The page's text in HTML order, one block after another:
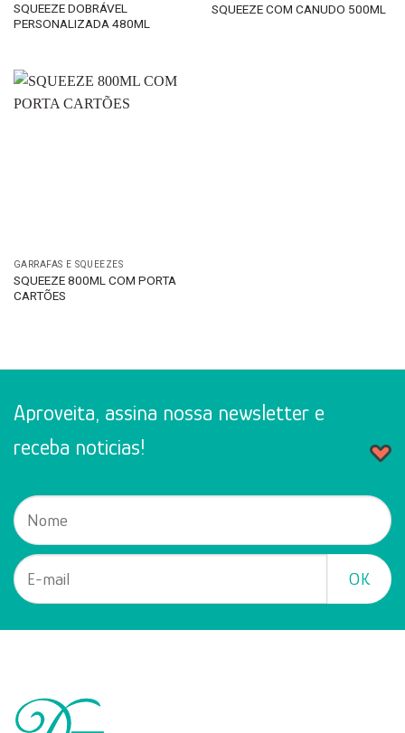
SQUEEZE DOBRÁVEL
PERSONALIZADA 480ML
SQUEEZE COM CANUDO 500ML
GARRAFAS E SQUEEZES
SQUEEZE 800ML COM PORTA
CARTÕES
Aproveita, assina nossa newsletter e
receba noticias!